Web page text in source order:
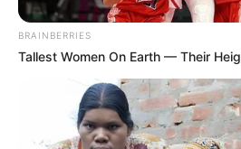
hatalmas
BRAINBERRIES
Tallest Women On Earth — Their